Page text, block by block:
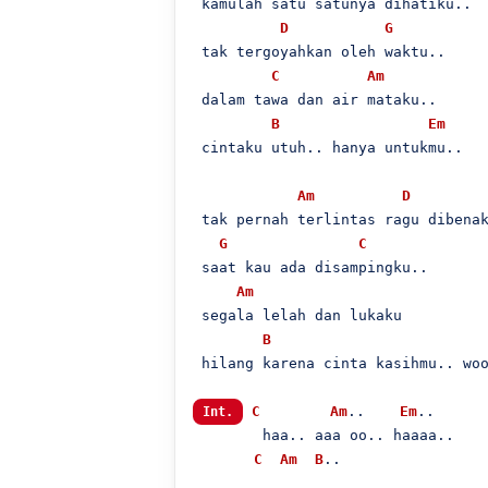
kamulah satu satunya dihatiku..
D
G
tak tergoyahkan oleh waktu..
C
Am
dalam tawa dan air mataku..
B
Em
cintaku utuh.. hanya untukmu..
Am
D
tak pernah terlintas ragu
G
C
saat kau ada disampingku..
Am
segala lelah dan lukaku
B
hilang karena cinta kasihmu..
Int. C Am .. Em ..
        haa.. aaa oo.. haaaa..
C
Am B ..